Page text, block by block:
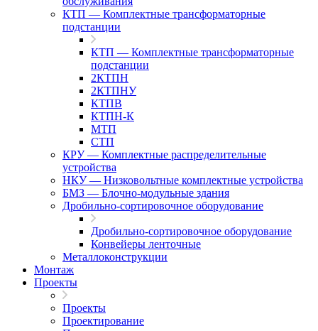
КТП — Комплектные трансформаторные
подстанции
КТП — Комплектные трансформаторные
подстанции
2КТПН
2КТПНУ
КТПВ
КТПН-К
МТП
СТП
КРУ — Комплектные распределительные
устройства
НКУ — Низковольтные комплектные устройства
БМЗ — Блочно-модульные здания
Дробильно-сортировочное оборудование
Дробильно-сортировочное оборудование
Конвейеры ленточные
Металлоконструкции
Монтаж
Проекты
Проекты
Проектирование